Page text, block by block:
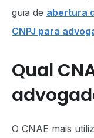
guia de abertura
CNPJ para
Qual
O CNAE mais